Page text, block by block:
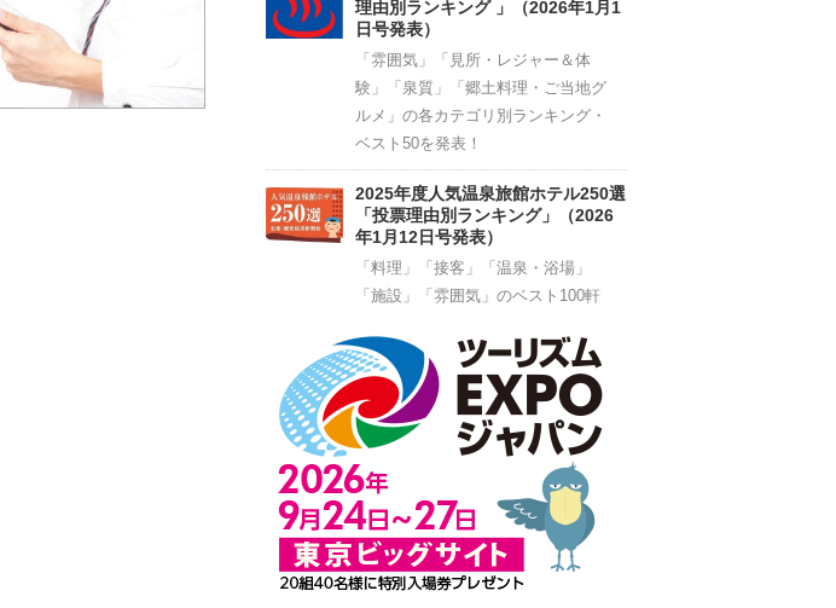
理由別ランキング 」（2026年1月1
日号発表）
「雰囲気」「見所・レジャー＆体
験」「泉質」「郷土料理・ご当地グ
ルメ」の各カテゴリ別ランキング・
ベスト50を発表！
2025年度人気温泉旅館ホテル250選
「投票理由別ランキング」（2026
年1月12日号発表）
「料理」「接客」「温泉・浴場」
「施設」「雰囲気」のベスト100軒